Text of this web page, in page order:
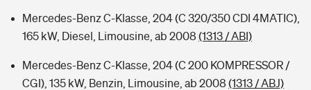
Mercedes-Benz C-Klasse, 204 (C 320/350 CDI 4MATIC),
165 kW, Diesel, Limousine, ab 2008 (1313 / ABI)
Mercedes-Benz C-Klasse, 204 (C 200 KOMPRESSOR /
CGI), 135 kW, Benzin, Limousine, ab 2008 (1313 / ABJ)